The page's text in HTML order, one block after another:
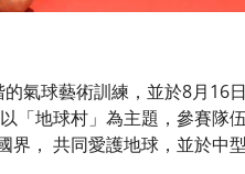
氣球藝術訓練，並於8月
地球村」為主題，參賽隊
， 共同愛護地球，並於中